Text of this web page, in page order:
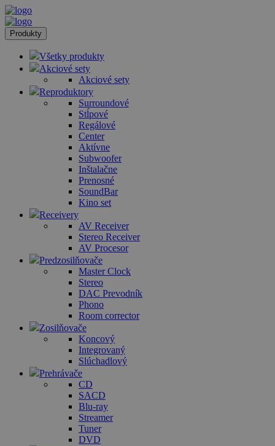
Produkty
Všetky produkty
Akciové sety
Akciové sety
Reproduktory
Surroundové
Stĺpové
Regálové
Center
Aktívne
Subwoofer
Inštalačne
Prenosné
SoundBar
Kino set
Receivery
AV Receiver
Stereo Receiver
AV Procesor
Predzosilňovače
Master Clock
Stereo
DAC Prevodník
Phono
Room corrector
Zosilňovače
Koncový
Integrovaný
Slúchadlový
Prehrávače
CD
SACD
Blu-ray
Streamer
Tuner
DVD